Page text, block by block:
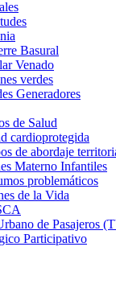
Basural
Venado
verdes
Generadores
de Salud
cardioprotegida
de abordaje
Materno Infantiles
problemáticos
de la Vida
de Pasajeros
Participativo